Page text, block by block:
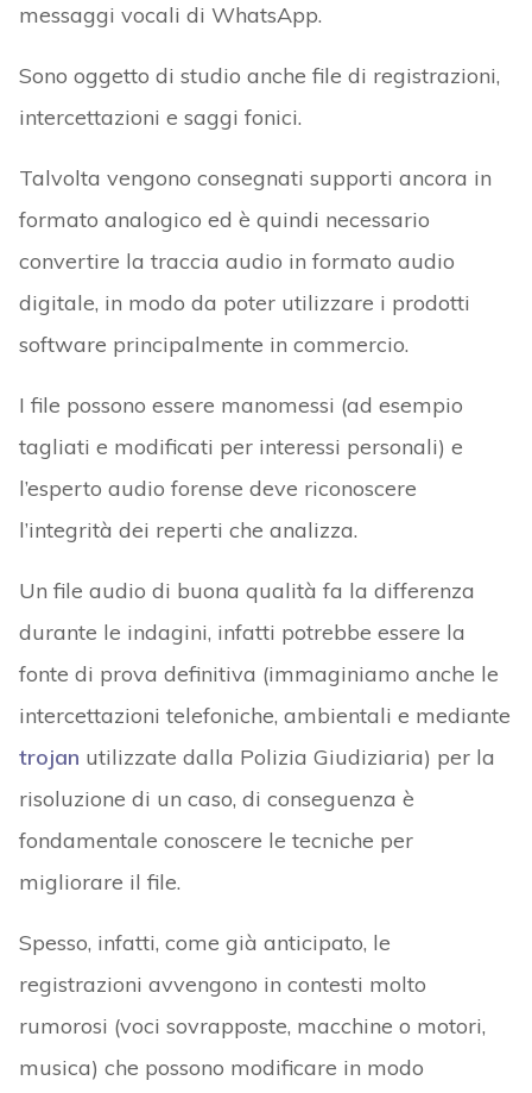
messaggi vocali di WhatsApp.
Sono oggetto di studio anche file di registrazioni,
intercettazioni e saggi fonici.
Talvolta vengono consegnati supporti ancora in
formato analogico ed è quindi necessario
convertire la traccia audio in formato audio
digitale, in modo da poter utilizzare i prodotti
software principalmente in commercio.
I file possono essere manomessi (ad esempio
tagliati e modificati per interessi personali) e
l’esperto audio forense deve riconoscere
l’integrità dei reperti che analizza.
Un file audio di buona qualità fa la differenza
durante le indagini, infatti potrebbe essere la
fonte di prova definitiva (immaginiamo anche le
intercettazioni telefoniche, ambientali e mediante
trojan utilizzate dalla Polizia Giudiziaria) per la
risoluzione di un caso, di conseguenza è
fondamentale conoscere le tecniche per
migliorare il file.
Spesso, infatti, come già anticipato, le
registrazioni avvengono in contesti molto
rumorosi (voci sovrapposte, macchine o motori,
musica) che possono modificare in modo